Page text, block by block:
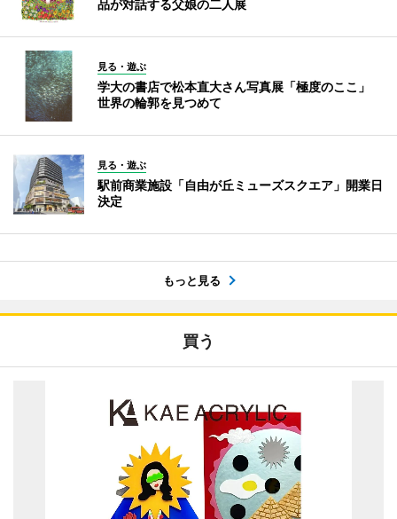
品が対話する父娘の二人展
見る・遊ぶ
学大の書店で松本直大さん写真展「極度のここ」
世界の輪郭を見つめて
見る・遊ぶ
駅前商業施設「自由が丘ミューズスクエア」開業日
決定
もっと見る
買う